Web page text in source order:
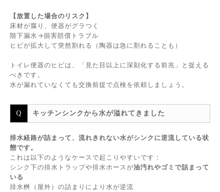
【放置した場合のリスク】
床材が腐り、便器がグラつく
階下漏水→損害賠償トラブル
ヒビが拡大して突然割れる（陶器は急に割れることも）
トイレ便器のヒビは、「見た目以上に深刻化する前兆」と捉える
べきです。
水が漏れていなくても交換前提で点検を依頼しましょう。
キッチンシンクから水が溢れてきました
排水経路が詰まって、流れきれない水がシンクに逆流している状
態です。
これは以下のようなケースで起こりやすいです：
シンク下の排水トラップや排水ホースが油汚れやゴミで詰まって
いる
排水桝（屋外）の詰まりにより水が逆流